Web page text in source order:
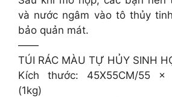
và nước ngâm vào tô thủy
bảo quản mát.
——
TÚI RÁC MÀU TỰ HỦY SINH
Kích thước: 45X55CM/55 x
(1kg)